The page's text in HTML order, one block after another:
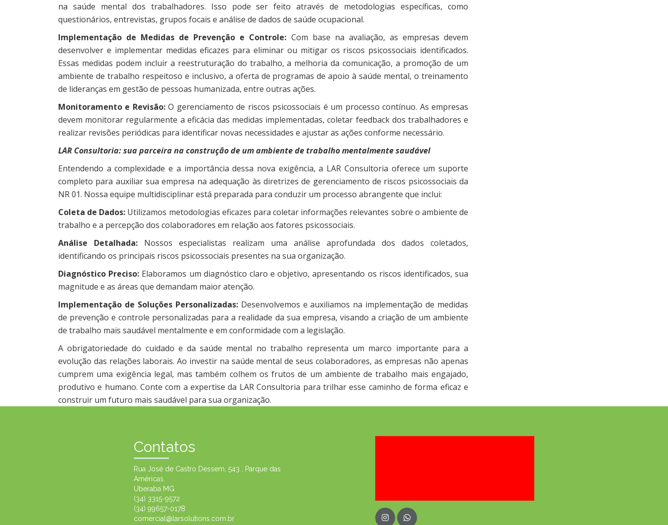
na saúde mental dos trabalhadores. Isso pode ser feito através de metodologias específicas, como
questionários, entrevistas, grupos focais e análise de dados de saúde ocupacional.
Implementação de Medidas de Prevenção e Controle: Com base na avaliação, as empresas devem
desenvolver e implementar medidas eficazes para eliminar ou mitigar os riscos psicossociais identificados.
Essas medidas podem incluir a reestruturação do trabalho, a melhoria da comunicação, a promoção de um
ambiente de trabalho respeitoso e inclusivo, a oferta de programas de apoio à saúde mental, o treinamento
de lideranças em gestão de pessoas humanizada, entre outras ações.
Monitoramento e Revisão:O gerenciamento de riscos psicossociais é um processo contínuo. As empresas
devem monitorar regularmente a eficácia das medidas implementadas, coletar feedback dos trabalhadores e
realizar revisões periódicas para identificar novas necessidades e ajustar as ações conforme necessário.
LAR Consultoria: sua parceira na construção de um ambiente de trabalho mentalmente saudável
Entendendo a complexidade e a importância dessa nova exigência, a LAR Consultoria oferece um suporte
completo para auxiliar sua empresa na adequação às diretrizes de gerenciamento de riscos psicossociais da
NR 01. Nossa equipe multidisciplinar está preparada para conduzir um processo abrangente que inclui:
Coleta de Dados: Utilizamos metodologias eficazes para coletar informações relevantes sobre o ambiente de
trabalho e a percepção dos colaboradores em relação aos fatores psicossociais.
Análise Detalhada: Nossos especialistas realizam uma análise aprofundada dos dados coletados,
identificando os principais riscos psicossociais presentes na sua organização.
Diagnóstico Preciso: Elaboramos um diagnóstico claro e objetivo, apresentando os riscos identificados, sua
magnitude e as áreas que demandam maior atenção.
Implementação de Soluções Personalizadas:Desenvolvemos e auxiliamos na implementação de medidas
de prevenção e controle personalizadas para a realidade da sua empresa, visando a criação de um ambiente
de trabalho mais saudável mentalmente e em conformidade com a legislação.
A obrigatoriedade do cuidado e da saúde mental no trabalho representa um marco importante para a
evolução das relações laborais. Ao investir na saúde mental de seus colaboradores, as empresas não apenas
cumprem uma exigência legal, mas também colhem os frutos de um ambiente de trabalho mais engajado,
produtivo e humano. Conte com a expertise da LAR Consultoria para trilhar esse caminho de forma eficaz e
construir um futuro mais saudável para sua organização.
Contatos
Rua José de Castro Dessem, 543 , Parque das
Américas.
Uberaba MG
(34) 3315-9572
(34) 99657-0178
comercial@larsolutions.com.br